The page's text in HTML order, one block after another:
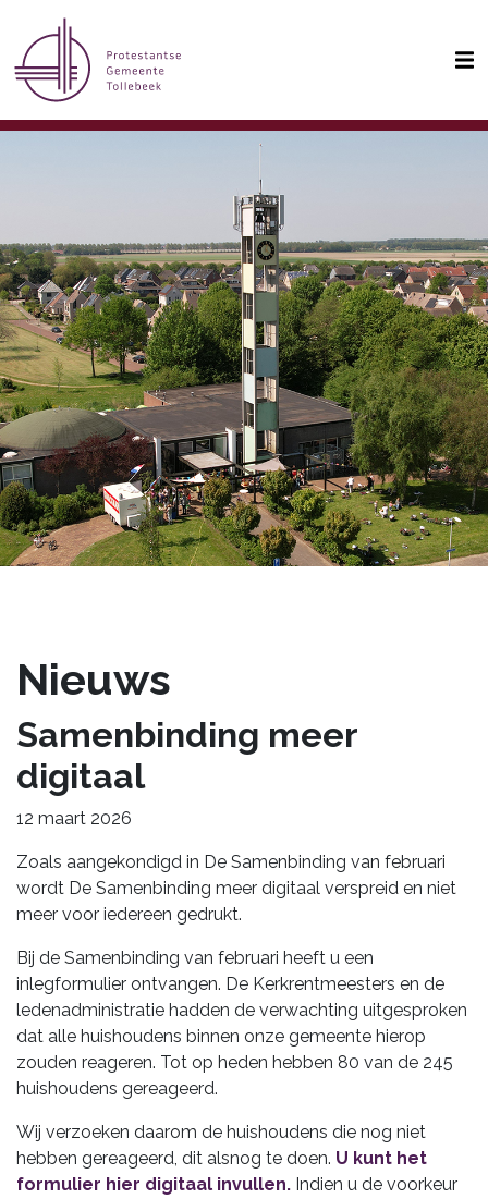
Nieuws
Samenbinding meer
digitaal
12 maart 2026
Zoals aangekondigd in De Samenbinding van februari
wordt De Samenbinding meer digitaal verspreid en niet
meer voor iedereen gedrukt.
Bij de Samenbinding van februari heeft u een
inlegformulier ontvangen. De Kerkrentmeesters en de
ledenadministratie hadden de verwachting uitgesproken
dat alle huishoudens binnen onze gemeente hierop
zouden reageren. Tot op heden hebben 80 van de 245
huishoudens gereageerd.
Wij verzoeken daarom de huishoudens die nog niet
hebben gereageerd, dit alsnog te doen. U kunt het
formulier hier digitaal invullen. Indien u de voorkeur